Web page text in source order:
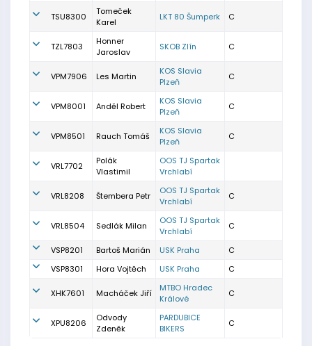
TSU8300
Tomeček
Karel
LKT 80 Šumperk C
TZL7803
Honner
Jaroslav
SKOB Zlín C
VPM7906 Les Martin
KOS Slavia
Plzeň
C
VPM8001 Anděl Robert
KOS Slavia
Plzeň
C
VPM8501 Rauch Tomáš
KOS Slavia
Plzeň
C
VRL7702
Polák
Vlastimil
OOS TJ Spartak
Vrchlabí
VRL8208 Štembera Petr
OOS TJ Spartak
Vrchlabí
C
VRL8504 Sedlák Milan
OOS TJ Spartak
Vrchlabí
C
VSP8201 Bartoš Marián USK Praha
C
VSP8301
Hora Vojtěch USK Praha C
XHK7601 Macháček Jiří
MTBO Hradec
Králové
C
XPU8206
Odvody
Zdeněk
PARDUBICE
BIKERS
C